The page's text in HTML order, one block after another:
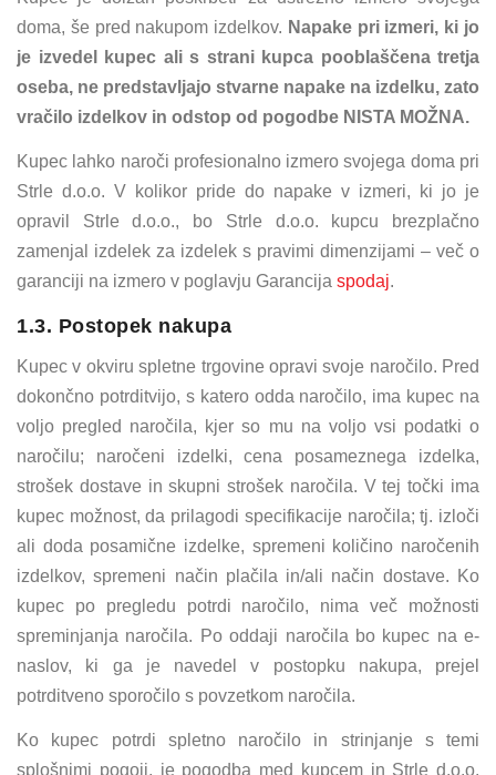
doma, še pred nakupom izdelkov. Napake pri izmeri, ki jo
je izvedel kupec ali s strani kupca pooblaščena tretja
oseba, ne predstavljajo stvarne napake na izdelku, zato
vračilo izdelkov in odstop od pogodbe NISTA MOŽNA.
Kupec lahko naroči profesionalno izmero svojega doma pri
Strle d.o.o. V kolikor pride do napake v izmeri, ki jo je
opravil Strle d.o.o., bo Strle d.o.o. kupcu brezplačno
zamenjal izdelek za izdelek s pravimi dimenzijami – več o
garanciji na izmero v poglavju Garancija spodaj.
1.3. Postopek nakupa
Kupec v okviru spletne trgovine opravi svoje naročilo. Pred
dokončno potrditvijo, s katero odda naročilo, ima kupec na
voljo pregled naročila, kjer so mu na voljo vsi podatki o
naročilu; naročeni izdelki, cena posameznega izdelka,
strošek dostave in skupni strošek naročila. V tej točki ima
kupec možnost, da prilagodi specifikacije naročila; tj. izloči
ali doda posamične izdelke, spremeni količino naročenih
izdelkov, spremeni način plačila in/ali način dostave. Ko
kupec po pregledu potrdi naročilo, nima več možnosti
spreminjanja naročila. Po oddaji naročila bo kupec na e-
naslov, ki ga je navedel v postopku nakupa, prejel
potrditveno sporočilo s povzetkom naročila.
Ko kupec potrdi spletno naročilo in strinjanje s temi
splošnimi pogoji, je pogodba med kupcem in Strle d.o.o.